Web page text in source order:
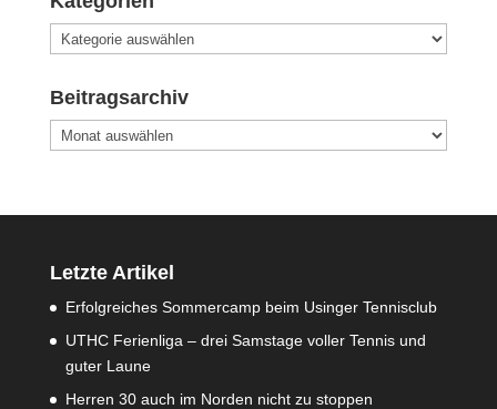
Kategorien
Beitragsarchiv
Beitragsarchiv
Letzte Artikel
Erfolgreiches Sommercamp beim Usinger Tennisclub
UTHC Ferienliga – drei Samstage voller Tennis und
guter Laune
Herren 30 auch im Norden nicht zu stoppen